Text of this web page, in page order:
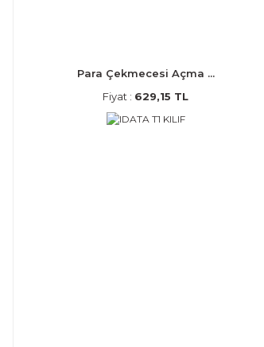
Para Çekmecesi Açma ...
Fiyat : 629,15 TL